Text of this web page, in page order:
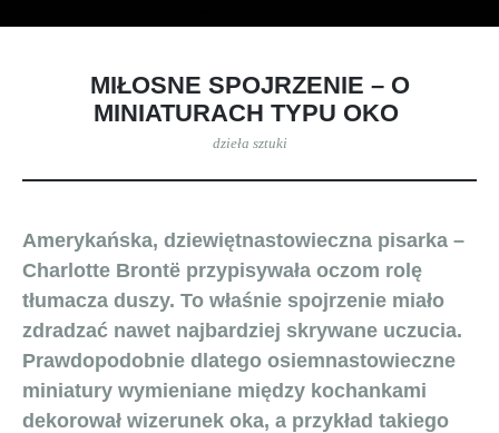
MIŁOSNE SPOJRZENIE – O
MINIATURACH TYPU OKO
dzieła sztuki
Amerykańska, dziewiętnastowieczna pisarka –
Charlotte Brontë przypisywała oczom rolę
tłumacza duszy. To właśnie spojrzenie miało
zdradzać nawet najbardziej skrywane uczucia.
Prawdopodobnie dlatego osiemnastowieczne
miniatury wymieniane między kochankami
dekorował wizerunek oka, a przykład takiego